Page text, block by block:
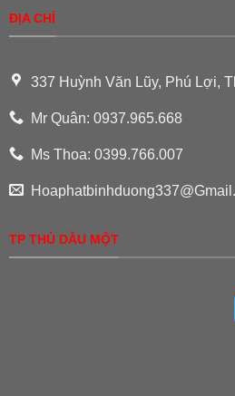
ĐỊA CHỈ
337 Huỳnh Văn Lũy, Phú Lợi,
Mr Quân: 0937.965.668
Ms Thoa: 0399.766.007
TP THỦ DẦU MỘT